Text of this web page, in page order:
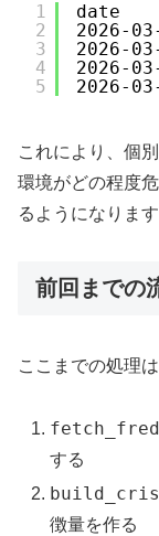
1
2
3
4
5
date
2026-
2026-
2026-
2026-
これにより、個
環境がどの程度
るようになります
前回までの
ここまでの処理
する
徴量を作る